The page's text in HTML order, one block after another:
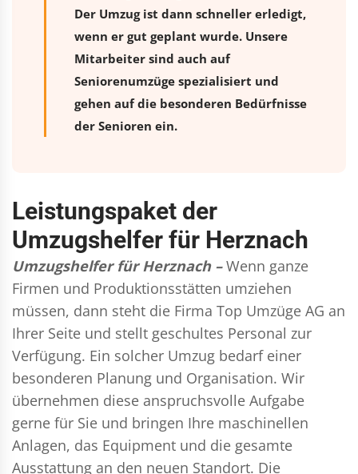
Der Umzug ist dann schneller erledigt,
wenn er gut geplant wurde. Unsere
Mitarbeiter sind auch auf
Seniorenumzüge spezialisiert und
gehen auf die besonderen Bedürfnisse
der Senioren ein.
Leistungspaket der
Umzugshelfer für Herznach
Umzugshelfer für Herznach – Wenn ganze
Firmen und Produktionsstätten umziehen
müssen, dann steht die Firma Top Umzüge AG an
Ihrer Seite und stellt geschultes Personal zur
Verfügung. Ein solcher Umzug bedarf einer
besonderen Planung und Organisation. Wir
übernehmen diese anspruchsvolle Aufgabe
gerne für Sie und bringen Ihre maschinellen
Anlagen, das Equipment und die gesamte
Ausstattung an den neuen Standort. Die